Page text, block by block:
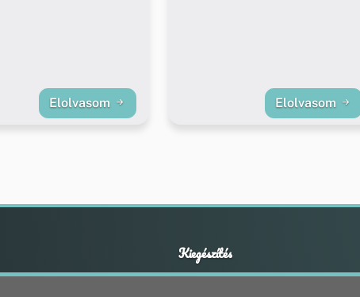
Elolvasom Elolvasom
Kiegészítés
Adatvédelmi nyilatkozat